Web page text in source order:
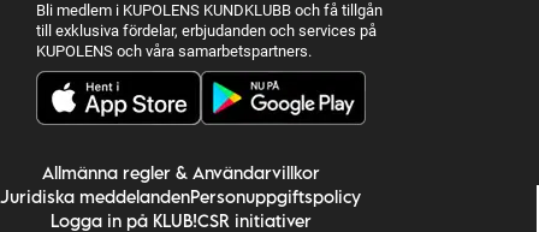
Bli medlem i KUPOLENS KUNDKLUBB och få tillgån
till exklusiva fördelar, erbjudanden och services på
KUPOLENS och våra samarbetspartners.
Allmänna regler & Användarvillkor
Juridiska meddelandenPersonuppgiftspolicy
Logga in på KLUB!CSR initiativer